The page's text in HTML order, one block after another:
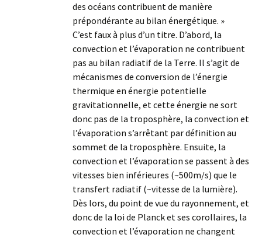
des océans contribuent de manière
prépondérante au bilan énergétique. »
C’est faux à plus d’un titre. D’abord, la
convection et l’évaporation ne contribuent
pas au bilan radiatif de la Terre. Il s’agit de
mécanismes de conversion de l’énergie
thermique en énergie potentielle
gravitationnelle, et cette énergie ne sort
donc pas de la troposphère, la convection et
l’évaporation s’arrêtant par définition au
sommet de la troposphère. Ensuite, la
convection et l’évaporation se passent à des
vitesses bien inférieures (~500m/s) que le
transfert radiatif (~vitesse de la lumière).
Dès lors, du point de vue du rayonnement, et
donc de la loi de Planck et ses corollaires, la
convection et l’évaporation ne changent